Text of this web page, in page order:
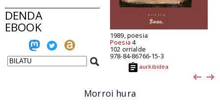
DENDA
EBOOK
1989, poesia
Poesia 4
102 orrialde
978-84-86766-15-3
aurkibidea
Morroi hura